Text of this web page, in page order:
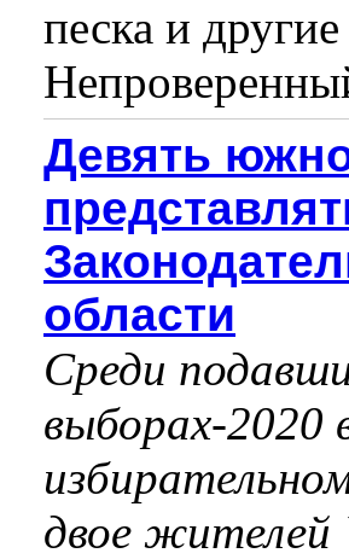
песка и
Девять
области
Среди
выборах-2020
двое жителей